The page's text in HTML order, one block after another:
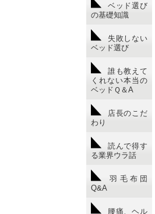
ベッド選び
の基礎知識
失敗しない
ベッド選び
誰も教えて
くれない本当の
ベッドＱ＆A
店長のこだ
わり
読んで得す
る業界ウラ話
羽毛布団
Q&A
腰痛、ヘル